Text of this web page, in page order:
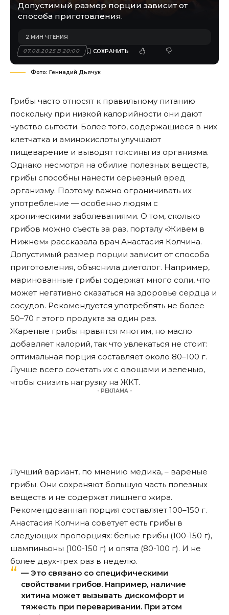
Допустимый размер порции зависит от
способа приготовления.
07.08.2025 В 20:00
2 МИН ЧТЕНИЯ
Фото: Геннадий Дьячук
Грибы часто относят к правильному питанию
поскольку при низкой калорийности они дают
чувство сытости. Более того, содержащиеся в них
клетчатка и аминокислоты улучшают
пищеварение и выводят токсины из организма.
Однако несмотря на обилие полезных веществ,
грибы способны нанести серьезный вред
организму. Поэтому важно ограничивать их
употребление — особенно людям с
хроническими заболеваниями. О том, сколько
грибов можно съесть за раз, порталу «Живем в
Нижнем» рассказала врач Анастасия Колчина.
Допустимый размер порции зависит от способа
приготовления, объяснила диетолог. Например,
маринованные грибы содержат много соли, что
может негативно сказаться на здоровье сердца и
сосудов. Рекомендуется употреблять не более
50–70 г этого продукта за один раз.
Жареные грибы нравятся многим, но масло
добавляет калорий, так что увлекаться не стоит:
оптимальная порция составляет около 80–100 г.
Лучше всего сочетать их с овощами и зеленью,
чтобы снизить нагрузку на ЖКТ.
- РЕКЛАМА -
Лучший вариант, по мнению медика, – вареные
грибы. Они сохраняют большую часть полезных
веществ и не содержат лишнего жира.
Рекомендованная порция составляет 100–150 г.
Анастасия Колчина советует есть грибы в
следующих пропорциях: белые грибы (100-150 г),
шампиньоны (100-150 г) и опята (80-100 г). И не
более двух-трех раз в неделю.
— Это связано со специфическими
свойствами грибов. Например, наличие
хитина может вызывать дискомфорт и
тяжесть при переваривании. При этом